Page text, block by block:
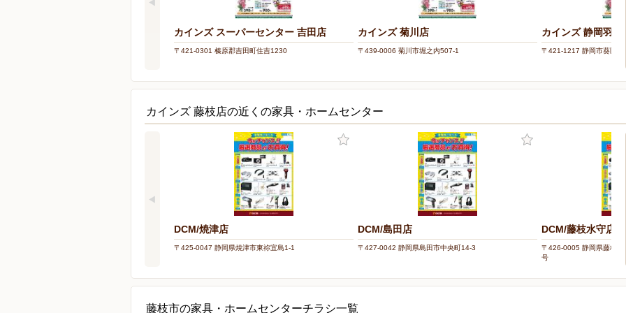
カインズ スーパーセンター 吉田店
〒421-0301 榛原郡吉田町住吉1230
カインズ 菊川店
〒439-0006 菊川市堀之内507-1
カインズ 静岡羽鳥店
〒421-1217 静岡市葵区羽
カインズ 藤枝店の近くの家具・ホームセンター
DCM/焼津店
〒425-0047 静岡県焼津市東祢宜島1-1
DCM/島田店
〒427-0042 静岡県島田市中央町14-3
DCM/藤枝水守店
〒426-0005 静岡県藤枝市
号
藤枝市の家具・ホームセンターチラシ一覧